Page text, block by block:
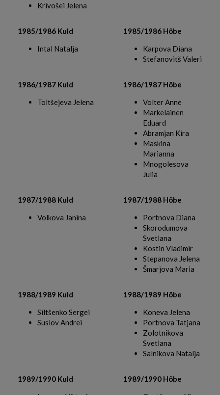
Krivošei Jelena
1985/1986 Kuld
Intal Natalja
1985/1986 Hõbe
Karpova Diana
Stefanovitš Valeri
1986/1987 Kuld
Toltšejeva Jelena
1986/1987 Hõbe
Volter Anne
Markelainen
Eduard
Abramjan Kira
Maskina
Marianna
Mnogolesova
Julia
1987/1988 Kuld
Volkova Janina
1987/1988 Hõbe
Portnova Diana
Skorodumova
Svetlana
Kostin Vladimir
Stepanova Jelena
Šmarjova Maria
1988/1989 Kuld
Siltšenko Sergei
Suslov Andrei
1988/1989 Hõbe
Koneva Jelena
Portnova Tatjana
Zolotnikova
Svetlana
Salnikova Natalja
1989/1990 Kuld
1989/1990 Hõbe